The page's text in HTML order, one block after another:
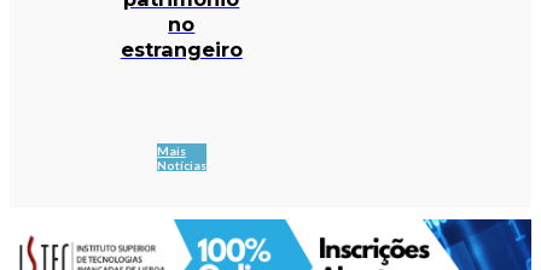
no
estrangeiro
Mais
Notícias